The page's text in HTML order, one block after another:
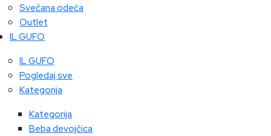
Svečana odeća
Outlet
IL GUFO
IL GUFO
Pogledaj sve
Kategorija
Kategorija
Beba devojčica